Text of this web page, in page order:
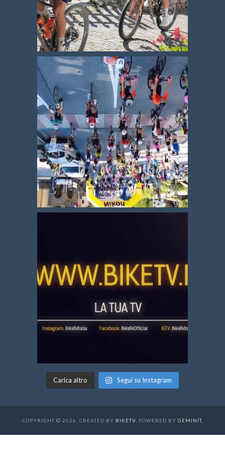
Carica altro Segui su Instagram
COPYRIGHT © 2026. CREATED BY BIKETV. POWERED BY GEMINIT.